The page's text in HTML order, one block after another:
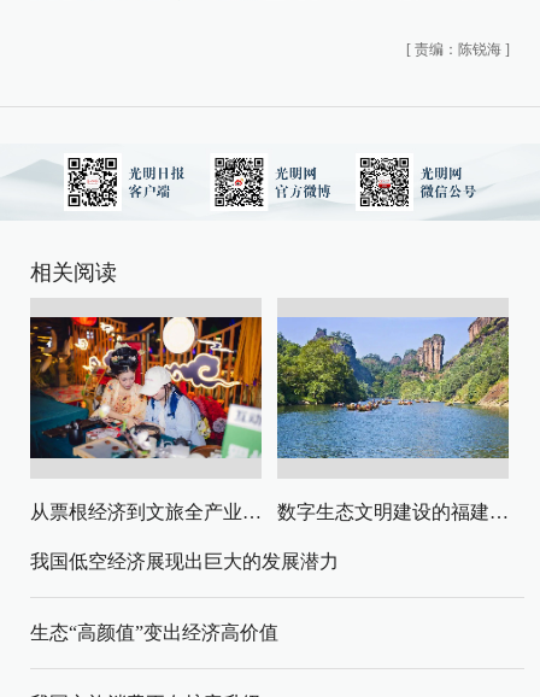
[ 责编：陈锐海 ]
相关阅读
从票根经济到文旅全产业链升级 数字生态文明建设的福建路径与启示
我国低空经济展现出巨大的发展潜力
生态“高颜值”变出经济高价值